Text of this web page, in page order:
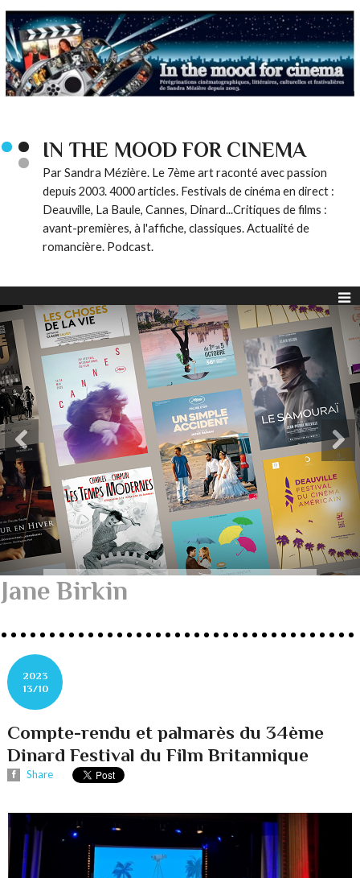
IN THE MOOD FOR CINEMA
Par Sandra Mézière. Le 7ème art raconté avec passion
depuis 2003. 4000 articles. Festivals de cinéma en direct :
Deauville, La Baule, Cannes, Dinard...Critiques de films :
avant-premières, à l'affiche, classiques. Actualité de
romancière. Podcast.
Jane Birkin
2023
13/10
Compte-rendu et palmarès du 34ème
Dinard Festival du Film Britannique
Share